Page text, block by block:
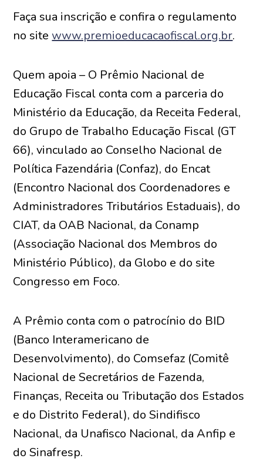
Faça sua inscrição e confira o regulamento
no site www.premioeducacaofiscal.org.br.
Quem apoia – O Prêmio Nacional de
Educação Fiscal conta com a parceria do
Ministério da Educação, da Receita Federal,
do Grupo de Trabalho Educação Fiscal (GT
66), vinculado ao Conselho Nacional de
Política Fazendária (Confaz), do Encat
(Encontro Nacional dos Coordenadores e
Administradores Tributários Estaduais), do
CIAT, da OAB Nacional, da Conamp
(Associação Nacional dos Membros do
Ministério Público), da Globo e do site
Congresso em Foco.
A Prêmio conta com o patrocínio do BID
(Banco Interamericano de
Desenvolvimento), do Comsefaz (Comitê
Nacional de Secretários de Fazenda,
Finanças, Receita ou Tributação dos Estados
e do Distrito Federal), do Sindifisco
Nacional, da Unafisco Nacional, da Anfip e
do Sinafresp.